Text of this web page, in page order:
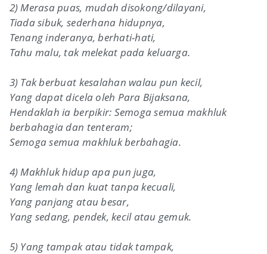
2) Merasa puas, mudah disokong/dilayani,
Tiada sibuk, sederhana hidupnya,
Tenang inderanya, berhati-hati,
Tahu malu, tak melekat pada keluarga.
3) Tak berbuat kesalahan walau pun kecil,
Yang dapat dicela oleh Para Bijaksana,
Hendaklah ia berpikir: Semoga semua makhluk
berbahagia dan tenteram;
Semoga semua makhluk berbahagia.
4) Makhluk hidup apa pun juga,
Yang lemah dan kuat tanpa kecuali,
Yang panjang atau besar,
Yang sedang, pendek, kecil atau gemuk.
5) Yang tampak atau tidak tampak,